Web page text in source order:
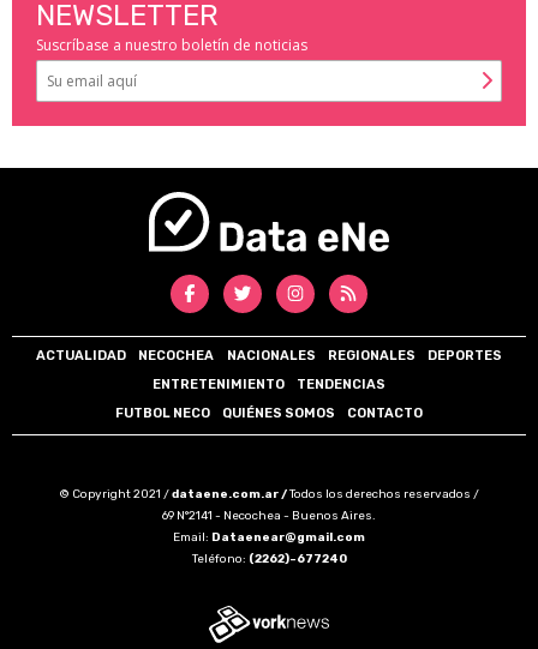
NEWSLETTER
Suscríbase a nuestro boletín de noticias
ACTUALIDAD NECOCHEA NACIONALES REGIONALES
DEPORTES
ENTRETENIMIENTO
TENDENCIAS
FUTBOL NECO
QUIÉNES SOMOS CONTACTO
© Copyright 2021 /dataene.com.ar /Todos los derechos reservados /
69 N°2141 - Necochea - Buenos Aires.
Email: Dataenear@gmail.com
Teléfono: (2262)-677240